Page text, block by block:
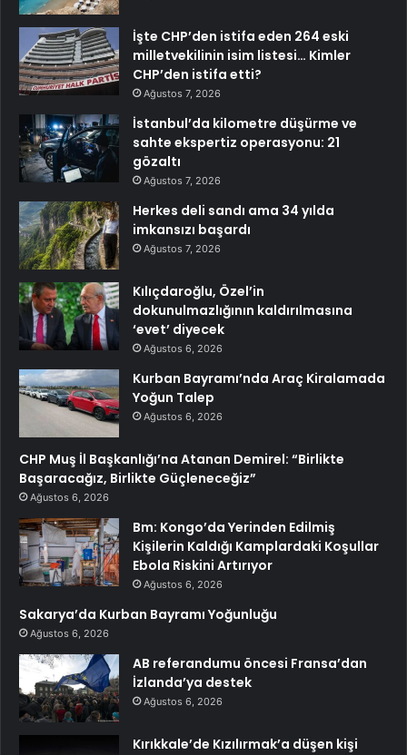
İşte CHP’den istifa eden 264 eski
milletvekilinin isim listesi… Kimler
CHP’den istifa etti?
Ağustos 7, 2026
İstanbul’da kilometre düşürme ve
sahte ekspertiz operasyonu: 21
gözaltı
Ağustos 7, 2026
Herkes deli sandı ama 34 yılda
imkansızı başardı
Ağustos 7, 2026
Kılıçdaroğlu, Özel’in
dokunulmazlığının kaldırılmasına
‘evet’ diyecek
Ağustos 6, 2026
Kurban Bayramı’nda Araç Kiralamada
Yoğun Talep
Ağustos 6, 2026
CHP Muş İl Başkanlığı’na Atanan Demirel: “Birlikte
Başaracağız, Birlikte Güçleneceğiz”
Ağustos 6, 2026
Bm: Kongo’da Yerinden Edilmiş
Kişilerin Kaldığı Kamplardaki Koşullar
Ebola Riskini Artırıyor
Ağustos 6, 2026
Sakarya’da Kurban Bayramı Yoğunluğu
Ağustos 6, 2026
AB referandumu öncesi Fransa’dan
İzlanda’ya destek
Ağustos 6, 2026
Kırıkkale’de Kızılırmak’a düşen kişi